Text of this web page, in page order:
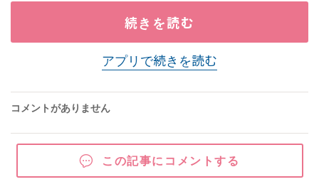
続きを読む
アプリで続きを読む
コメントがありません
この記事にコメントする